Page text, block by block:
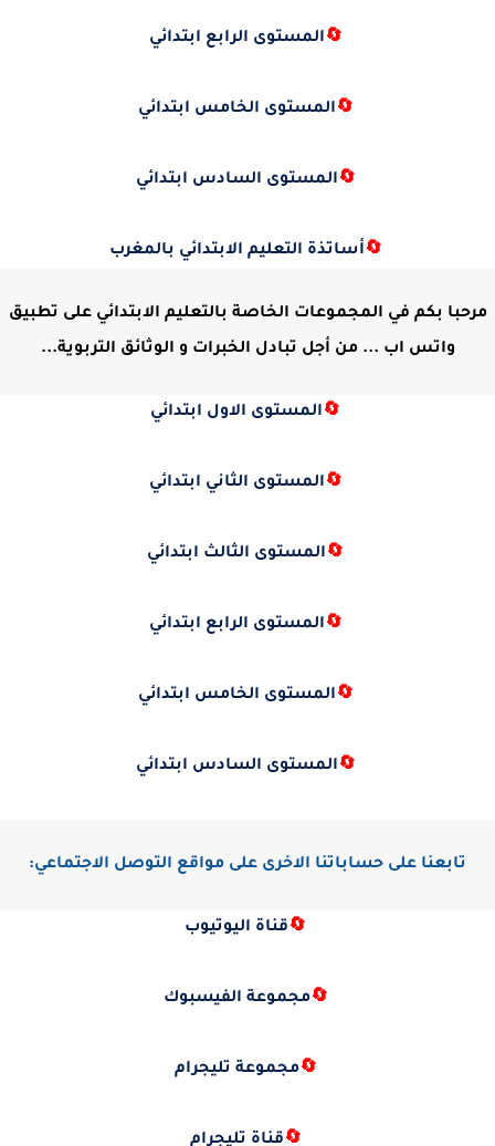
🔄المستوى الرابع ابتدائي
🔄المستوى الخامس ابتدائي
🔄المستوى السادس ابتدائي
🔄أساتذة التعليم الابتدائي بالمغرب
مرحبا بكم في المجموعات الخاصة بالتعليم الابتدائي على تطبيق
واتس اب ... من أجل تبادل الخبرات و الوثائق التربوية...
🔄المستوى الاول ابتدائي
🔄المستوى الثاني ابتدائي
🔄المستوى الثالث ابتدائي
🔄المستوى الرابع ابتدائي
🔄المستوى الخامس ابتدائي
🔄المستوى السادس ابتدائي
تابعنا على حساباتنا الاخرى على مواقع التوصل الاجتماعي:
🔄قناة اليوتيوب
🔄مجموعة الفيسبوك
🔄مجموعة تليجرام
🔄قناة تليجرام